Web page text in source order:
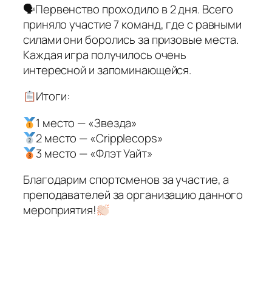
🗣Первенство проходило в 2 дня. Всего
приняло участие 7 команд, где с равными
силами они боролись за призовые места.
Каждая игра получилось очень
интересной и запоминающейся.
Итоги:
1 место — «Звезда»
2 место — «Сripplecops»
3 место — «Флэт Уайт»
Благодарим спортсменов за участие, а
преподавателей за организацию данного
мероприятия!